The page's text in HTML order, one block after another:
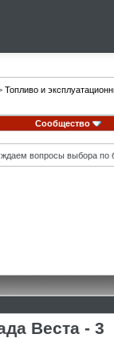
Топливо и
Сообщество
вопросы выбора по
Веста - 3